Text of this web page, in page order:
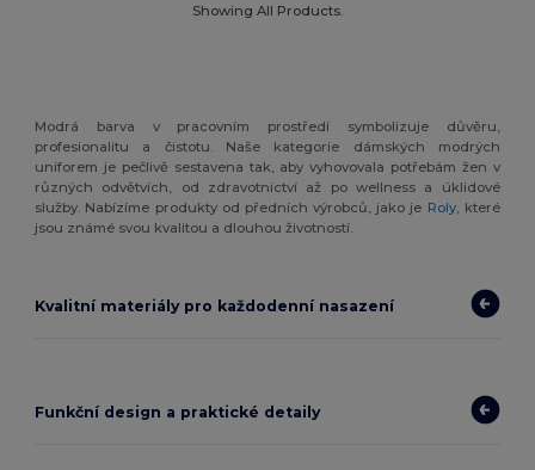
Showing All Products.
Modrá barva v pracovním prostředí symbolizuje důvěru,
profesionalitu a čistotu. Naše kategorie dámských modrých
uniforem je pečlivě sestavena tak, aby vyhovovala potřebám žen v
různých odvětvích, od zdravotnictví až po wellness a úklidové
služby. Nabízíme produkty od předních výrobců, jako je Roly, které
jsou známé svou kvalitou a dlouhou životností.
Kvalitní materiály pro každodenní nasazení
Funkční design a praktické detaily